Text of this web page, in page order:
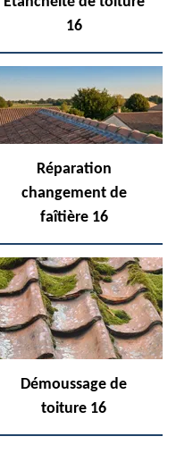
16
Réparation
changement de
faîtière 16
Démoussage de
toiture 16